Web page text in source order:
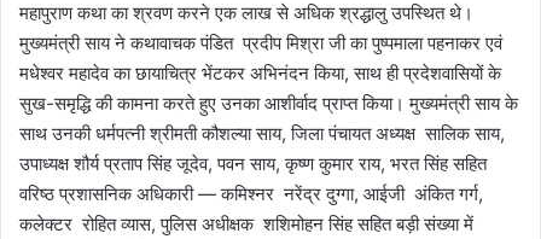
महापुराण कथा का श्रवण करने एक लाख से अधिक श्रद्धालु उपस्थित थे।
मुख्यमंत्री साय ने कथावाचक पंडित प्रदीप मिश्रा जी का पुष्पमाला पहनाकर एवं
मधेश्वर महादेव का छायाचित्र भेंटकर अभिनंदन किया, साथ ही प्रदेशवासियों के
सुख-समृद्धि की कामना करते हुए उनका आशीर्वाद प्राप्त किया। मुख्यमंत्री साय के
साथ उनकी धर्मपत्नी श्रीमती कौशल्या साय, जिला पंचायत अध्यक्ष सालिक साय,
उपाध्यक्ष शौर्य प्रताप सिंह जूदेव, पवन साय, कृष्ण कुमार राय, भरत सिंह सहित
वरिष्ठ प्रशासनिक अधिकारी — कमिश्नर नरेंद्र दुग्गा, आईजी अंकित गर्ग,
कलेक्टर रोहित व्यास, पुलिस अधीक्षक शशिमोहन सिंह सहित बड़ी संख्या में